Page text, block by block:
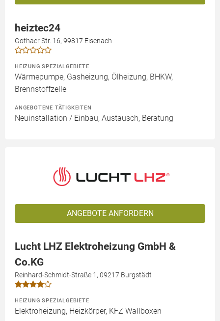
heiztec24
Gothaer Str. 16, 99817 Eisenach
HEIZUNG SPEZIALGEBIETE
Wärmepumpe, Gasheizung, Ölheizung, BHKW,
Brennstoffzelle
ANGEBOTENE TÄTIGKEITEN
Neuinstallation / Einbau, Austausch, Beratung
ANGEBOTE ANFORDERN
Lucht LHZ Elektroheizung GmbH &
Co.KG
Reinhard-Schmidt-Straße 1, 09217 Burgstädt
HEIZUNG SPEZIALGEBIETE
Elektroheizung, Heizkörper, KFZ Wallboxen